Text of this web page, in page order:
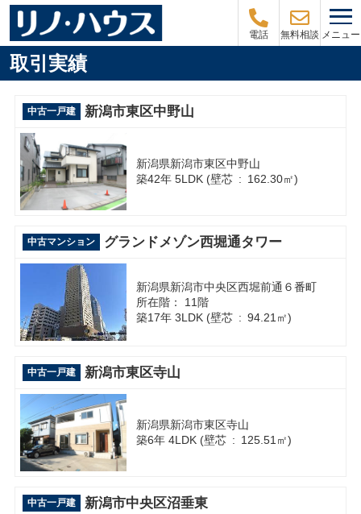
電話 無料相談 メニュー
取引実績
中古一戸建 新潟市東区中野山
新潟県新潟市東区中野山
築42年 5LDK (壁芯 : 162.30㎡)
中古マンション グランドメゾン西堀通タワー
新潟県新潟市中央区西堀前通６番町
所在階： 11階
築17年 3LDK (壁芯 : 94.21㎡)
中古一戸建 新潟市東区寺山
新潟県新潟市東区寺山
築6年 4LDK (壁芯 : 125.51㎡)
中古一戸建 新潟市中央区沼垂東